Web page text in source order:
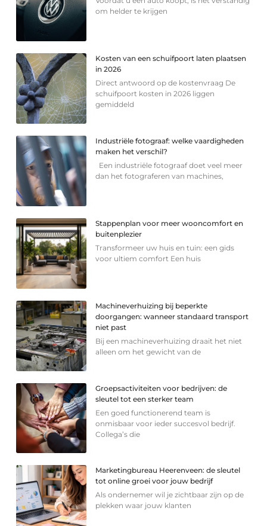
om helder te krijgen
Kosten van een schuifpoort laten plaatsen
in 2026
Direct antwoord op de kostenvraag De
schuifpoort kosten in 2026 liggen
gemiddeld
Industriële fotograaf: welke vaardigheden
maken het verschil?
Een industriële fotograaf doet veel meer
dan het fotograferen van machines,
Stappenplan voor meer wooncomfort en
buitenplezier
Transformeer uw huis en tuin: een gids
voor ultiem comfort Een huis
Machineverhuizing bij beperkte
doorgangen: wanneer standaard transport
niet past
Bij een machineverhuizing draait het niet
alleen om het gewicht van de
Groepsactiviteiten voor bedrijven: de
sleutel tot een sterker team
Een goed functionerend team is
onmisbaar voor ieder succesvol bedrijf.
Collega’s die
Marketingbureau Heerenveen: de sleutel
tot online groei voor jouw bedrijf
Als ondernemer wil je zichtbaar zijn op de
plekken waar jouw klanten